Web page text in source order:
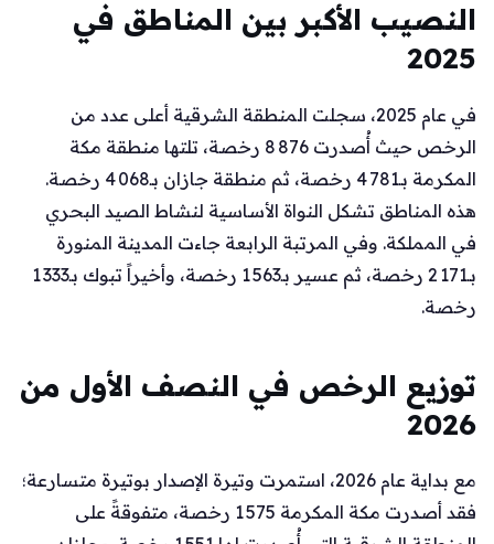
النصيب الأكبر بين المناطق في
2025
في عام 2025، سجلت المنطقة الشرقية أعلى عدد من
الرخص حيث أُصدرت 8 876 رخصة، تلتها منطقة مكة
المكرمة بـ4 781 رخصة، ثم منطقة جازان بـ4 068 رخصة.
هذه المناطق تشكل النواة الأساسية لنشاط الصيد البحري
في المملكة. وفي المرتبة الرابعة جاءت المدينة المنورة
بـ2 171 رخصة، ثم عسير بـ1 563 رخصة، وأخيراً تبوك بـ1 333
رخصة.
توزيع الرخص في النصف الأول من
2026
مع بداية عام 2026، استمرت وتيرة الإصدار بوتيرة متسارعة؛
فقد أصدرت مكة المكرمة 1 575 رخصة، متفوقةً على